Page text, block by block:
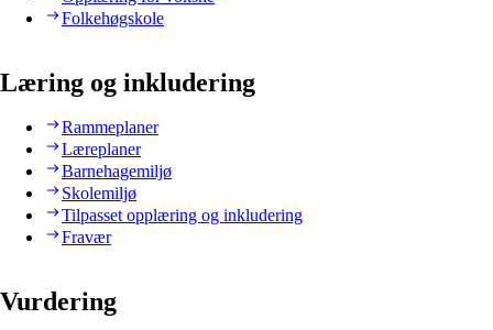
Folkehøgskole
Læring og inkludering
Rammeplaner
Læreplaner
Barnehagemiljø
Skolemiljø
Tilpasset opplæring og inkludering
Fravær
Vurdering